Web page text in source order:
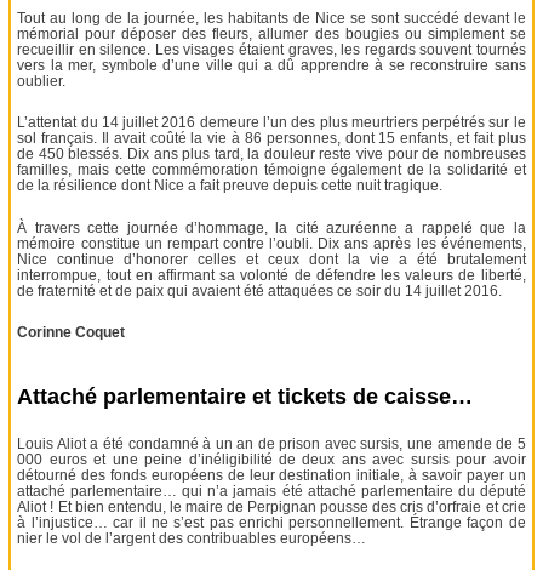
Tout au long de la journée, les habitants de Nice se sont succédé devant le
mémorial pour déposer des fleurs, allumer des bougies ou simplement se
recueillir en silence. Les visages étaient graves, les regards souvent tournés
vers la mer, symbole d’une ville qui a dû apprendre à se reconstruire sans
oublier.
L’attentat du 14 juillet 2016 demeure l’un des plus meurtriers perpétrés sur le
sol français. Il avait coûté la vie à 86 personnes, dont 15 enfants, et fait plus
de 450 blessés. Dix ans plus tard, la douleur reste vive pour de nombreuses
familles, mais cette commémoration témoigne également de la solidarité et
de la résilience dont Nice a fait preuve depuis cette nuit tragique.
À travers cette journée d’hommage, la cité azuréenne a rappelé que la
mémoire constitue un rempart contre l’oubli. Dix ans après les événements,
Nice continue d’honorer celles et ceux dont la vie a été brutalement
interrompue, tout en affirmant sa volonté de défendre les valeurs de liberté,
de fraternité et de paix qui avaient été attaquées ce soir du 14 juillet 2016.
Corinne Coquet
Attaché parlementaire et tickets de caisse…
Louis Aliot a été condamné à un an de prison avec sursis, une amende de 5
000 euros et une peine d’inéligibilité de deux ans avec sursis pour avoir
détourné des fonds européens de leur destination initiale, à savoir payer un
attaché parlementaire… qui n’a jamais été attaché parlementaire du député
Aliot ! Et bien entendu, le maire de Perpignan pousse des cris d’orfraie et crie
à l’injustice… car il ne s’est pas enrichi personnellement. Étrange façon de
nier le vol de l’argent des contribuables européens…